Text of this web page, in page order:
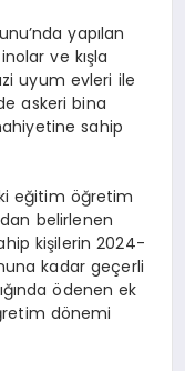
yapılan
ve kışla
uyum evleri ile
askeri bina
sahip
eğitim öğretim
belirlenen
kişilerin 2024-
kadar geçerli
ödenen ek
dönemi